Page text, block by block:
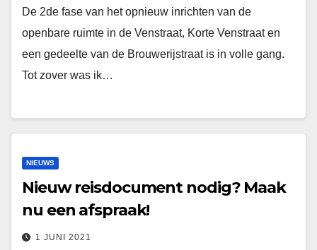
De 2de fase van het opnieuw inrichten van de
openbare ruimte in de Venstraat, Korte Venstraat en
een gedeelte van de Brouwerijstraat is in volle gang.
Tot zover was ik…
NIEUWS
Nieuw reisdocument nodig? Maak
nu een afspraak!
1 JUNI 2021